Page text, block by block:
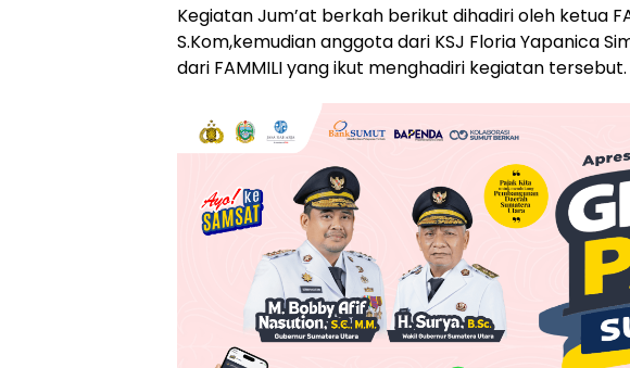
Kegiatan Jum’at berkah berikut dihadiri oleh ketua
S.Kom,kemudian anggota dari KSJ Floria Yapanica
dari FAMMILI yang ikut menghadiri kegiatan tersebut.